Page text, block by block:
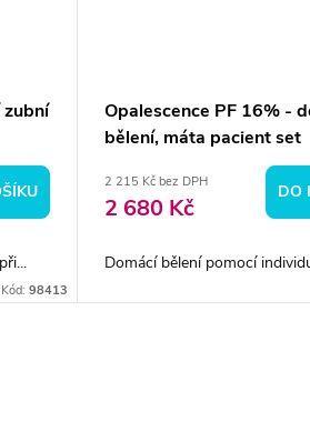
zubní
Kód: 98413
Opalescence PF 16% -
bělení, máta pacient set
2 215 Kč bez DPH
2 680 Kč
DO
Domácí bělení pomocí